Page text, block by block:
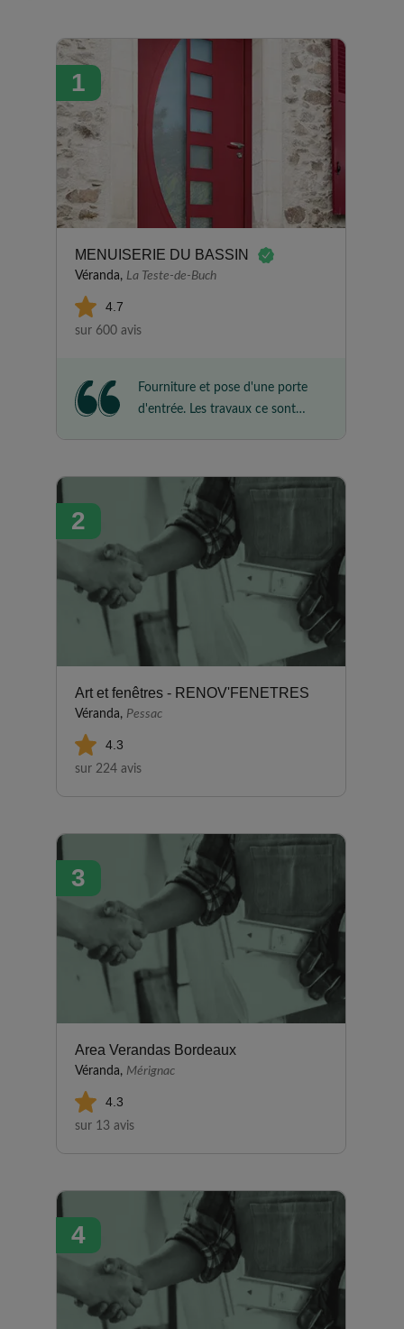
1
MENUISERIE DU BASSIN
Véranda, La Teste-de-Buch
4.7
sur 600 avis
Fourniture et pose d'une porte
d'entrée. Les travaux ce sont
chantier très bien.
2
Art et fenêtres - RENOV'FENETRES
Véranda, Pessac
4.3
sur 224 avis
3
Area Verandas Bordeaux
Véranda, Mérignac
4.3
sur 13 avis
4